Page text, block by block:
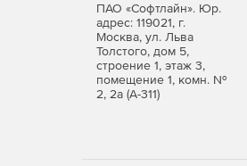
ПАО «Софтлайн». Юр.
адрес: 119021, г.
Москва, ул. Льва
Толстого, дом 5,
строение 1, этаж 3,
помещение 1, комн. №
2, 2а (А-311)